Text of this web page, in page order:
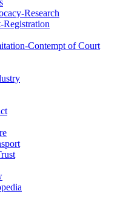
Research
Contempt of Court